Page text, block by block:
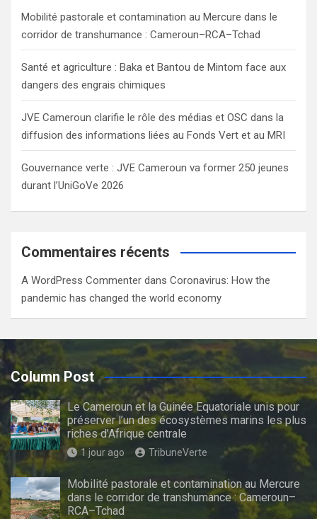
Mobilité pastorale et contamination au Mercure dans le
corridor de transhumance : Cameroun–RCA–Tchad
Santé et agriculture : Baka et Bantou de Mintom face aux
dangers des engrais chimiques
JVE Cameroun clarifie le rôle des médias et OSC dans la
diffusion des informations liées au Fonds Vert et au MRI
Gouvernance verte : JVE Cameroun va former 250 jeunes
durant l’UniGoVe 2026
Commentaires récents
A WordPress Commenter dans Coronavirus: How the
pandemic has changed the world economy
Column Post
Le Cameroun et la Guinée Equatoriale unis pour
préserver l’un des écosystèmes marins les plus
riches d’Afrique centrale
1 jour ago TribuneVerte
Mobilité pastorale et contamination au Mercure
dans le corridor de transhumance : Cameroun–
RCA–Tchad